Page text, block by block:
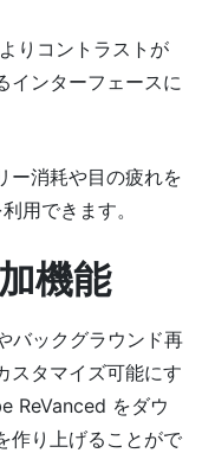
りコントラストが
インターフェースに
ー消耗や目の疲れを
用できます。
機能
バックグラウンド再
スタマイズ可能にす
ReVanced をダウ
作り上げることがで